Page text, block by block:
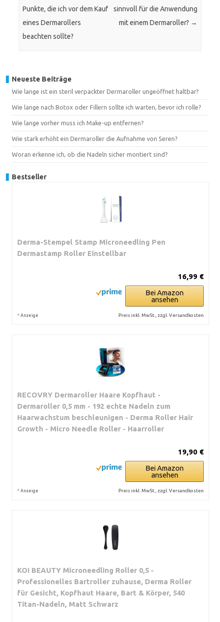
Punkte, die ich vor dem Kauf
eines Dermarollers
beachten sollte?
sinnvoll für die Anwendung
mit einem Dermaroller? →
Neueste Beiträge
Wie lange ist ein steril verpackter Dermaroller ungeöffnet haltbar?
Wie lange nach Botox oder Fillern sollte ich warten, bevor ich rolle?
Wie lange vorher muss ich Make-up entfernen?
Wie stark erhöht ein Dermaroller die Aufnahme von Seren?
Woran erkenne ich, ob die Nadeln sicher montiert sind?
Bestseller
Derma-Stempel Stamp Microneedling Pen
Dermastamp Roller Einstellbar
16,99 €
Bei Amazon
ansehen
* Anzeige Preis inkl. MwSt., zzgl. Versandkosten
RECOVRY Dermaroller Haare Kopfhaut -
Dermaroller 0,5 mm - 192 echte Nadeln zum
Haarwachstum beschleunigen - Derma Roller Hair
Growth - Micro Needle Roller - Haarroller
19,90 €
Bei Amazon
ansehen
* Anzeige Preis inkl. MwSt., zzgl. Versandkosten
KOI BEAUTY Microneedling Roller 0,5 -
Professionelles Bartroller zuhause, Derma Roller
für Gesicht, Kopfhaut Haare, Bart & Körper, 540
Titan-Nadeln, Matt Schwarz